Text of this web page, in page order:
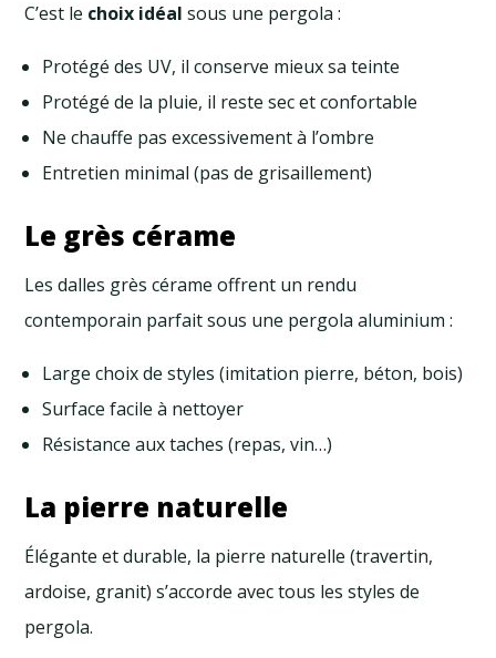
C’est le choix idéal sous une pergola :
Protégé des UV, il conserve mieux sa teinte
Protégé de la pluie, il reste sec et confortable
Ne chauffe pas excessivement à l’ombre
Entretien minimal (pas de grisaillement)
Le grès cérame
Les dalles grès cérame offrent un rendu
contemporain parfait sous une pergola aluminium :
Large choix de styles (imitation pierre, béton, bois)
Surface facile à nettoyer
Résistance aux taches (repas, vin…)
La pierre naturelle
Élégante et durable, la pierre naturelle (travertin,
ardoise, granit) s’accorde avec tous les styles de
pergola.